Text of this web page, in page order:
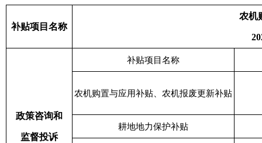
补贴项目名称
农机
政策咨询和
监督投诉
补贴项目名称
农机购置与应用补贴、农机报废更新补贴
耕地地力保护补贴